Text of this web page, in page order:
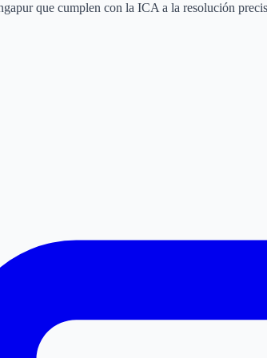
que cumplen con la ICA a la resolución